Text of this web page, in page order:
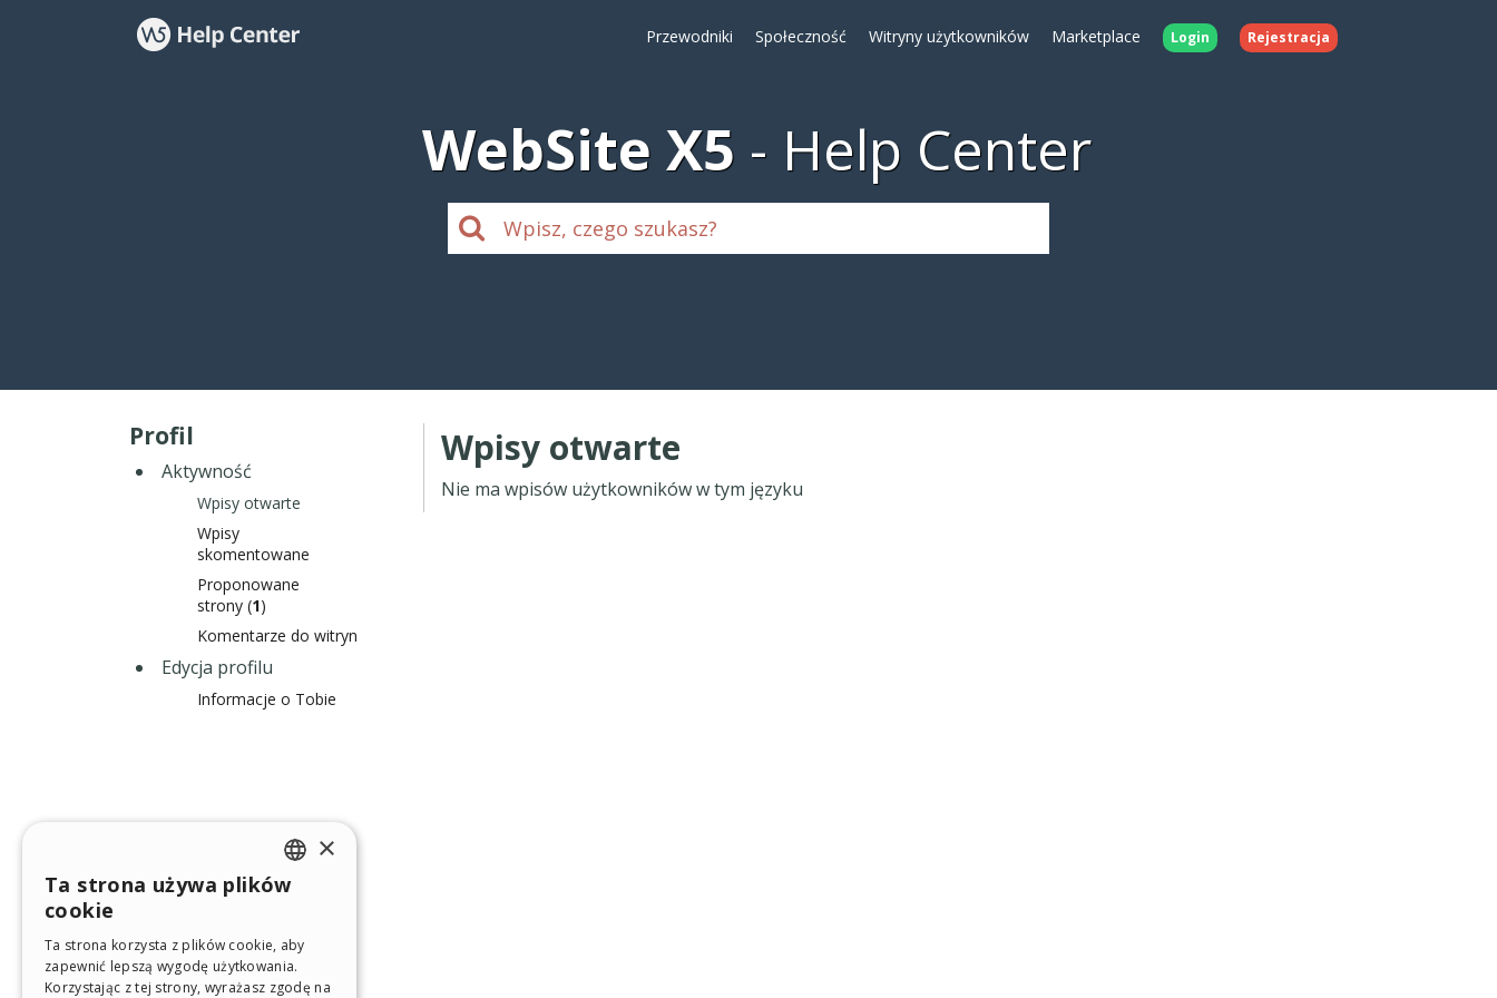
Przewodniki Społeczność Witryny użytkowników Marketplace Login Rejestracja
WebSite X5 Help Center
Profil
Aktywność
Wpisy otwarte
Wpisy
skomentowane
Proponowane
strony (1)
Komentarze do witryn
Edycja profilu
Informacje o Tobie
Wpisy otwarte
Nie ma wpisów użytkowników w tym języku
ENGLISH
GERMAN
×
Ta strona używa plików
cookie
Ta strona korzysta z plików cookie, aby
zapewnić lepszą wygodę użytkowania.
Korzystając z tej strony, wyrażasz zgodę na